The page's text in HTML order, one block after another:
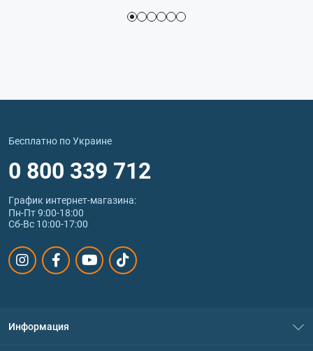
Бесплатно по Украине
0 800 339 712
График интернет‑магазина:
Пн-Пт 9:00-18:00
Сб-Вс 10:00-17:00
Информация